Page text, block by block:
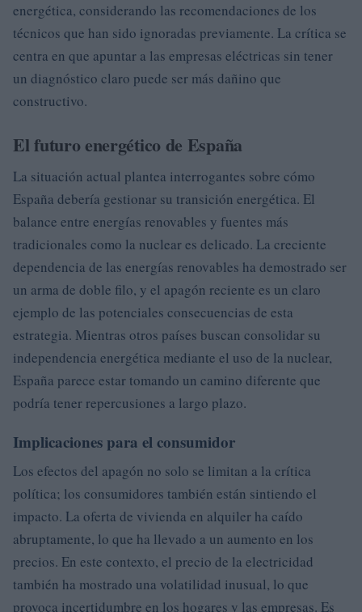
energética, considerando las recomendaciones de los
técnicos que han sido ignoradas previamente. La crítica se
centra en que apuntar a las empresas eléctricas sin tener
un diagnóstico claro puede ser más dañino que
constructivo.
El futuro energético de España
La situación actual plantea interrogantes sobre cómo
España debería gestionar su transición energética. El
balance entre energías renovables y fuentes más
tradicionales como la nuclear es delicado. La creciente
dependencia de las energías renovables ha demostrado ser
un arma de doble filo, y el apagón reciente es un claro
ejemplo de las potenciales consecuencias de esta
estrategia. Mientras otros países buscan consolidar su
independencia energética mediante el uso de la nuclear,
España parece estar tomando un camino diferente que
podría tener repercusiones a largo plazo.
Implicaciones para el consumidor
Los efectos del apagón no solo se limitan a la crítica
política; los consumidores también están sintiendo el
impacto. La oferta de vivienda en alquiler ha caído
abruptamente, lo que ha llevado a un aumento en los
precios. En este contexto, el precio de la electricidad
también ha mostrado una volatilidad inusual, lo que
provoca incertidumbre en los hogares y las empresas. Es